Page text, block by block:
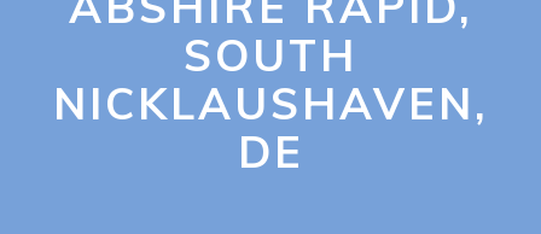
SOUTH
NICKLAUSHAVEN,
DE